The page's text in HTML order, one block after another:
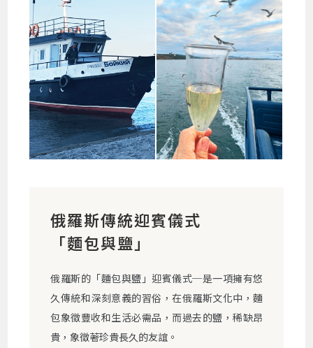
俄羅斯傳統迎賓儀式
「麵包與鹽」
俄羅斯的「麵包與鹽」迎賓儀式─是一項擁有悠
久傳統和深刻意義的習俗，在俄羅斯文化中，麵
包象徵豐收和生活必需品，而過去的鹽，稀缺昂
貴，象徵著珍貴長久的友誼。